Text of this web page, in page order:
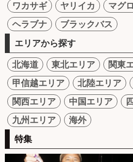
ワカサギ
ヤリイカ マグロ
ヘラブナ
ブラックバス
エリアから探す
北海道 東北エリア
関東
甲信越エリア
北陸エリア
関西エリア
中国エリア
九州エリア
海外
特集